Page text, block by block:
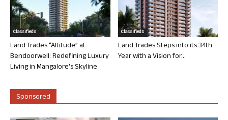
Classifieds
Land Trades “Altitude” at
Bendoorwell: Redefining Luxury
Living in Mangalore’s Skyline
Classifieds
Land Trades Steps into its 34th
Year with a Vision for...
Sponsored